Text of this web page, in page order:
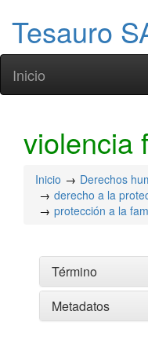
Tesauro
Inicio
violencia
Inicio
Derechos
derecho a la
protección a la
Término
Metadatos